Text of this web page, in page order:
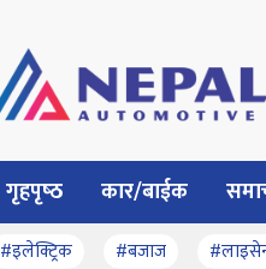
गृहपृष्‍ठ कार/बाईक
#इलेक्ट्रिक #बजाज